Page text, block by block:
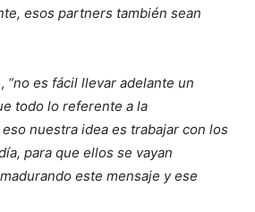
esos partners también sean
“no es fácil llevar adelante un
todo lo referente a la
nuestra idea es trabajar con los
para que ellos se vayan
este mensaje y ese